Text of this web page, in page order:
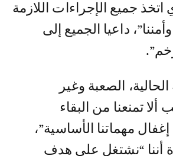
اتخذ جميع الإجراءات اللازمة
داعيا الجميع إلى
الصعبة وغير
ألا تمنعنا من البقاء
مهماتنا الأساسية”،
أننا “نشتغل على هدف